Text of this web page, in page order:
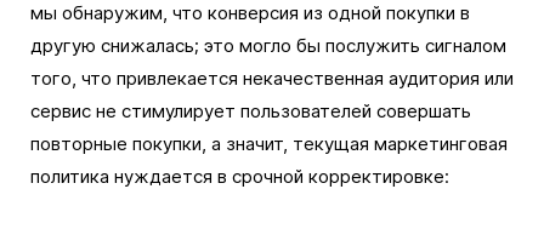
мы обнаружим, что конверсия из одной покупки в
другую снижалась; это могло бы послужить сигналом
того, что привлекается некачественная аудитория или
сервис не стимулирует пользователей совершать
повторные покупки, а значит, текущая маркетинговая
политика нуждается в срочной корректировке: